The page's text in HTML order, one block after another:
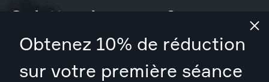
Obtenez 10% de réduction
sur votre première séance
Qu'attendez-vous ?
Réservez votre séance maintenantà San Luis Obispo